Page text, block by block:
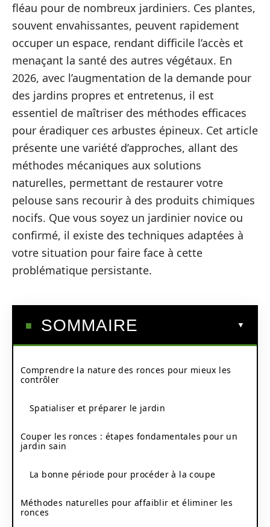
fléau pour de nombreux jardiniers. Ces plantes,
souvent envahissantes, peuvent rapidement
occuper un espace, rendant difficile l’accès et
menaçant la santé des autres végétaux. En
2026, avec l’augmentation de la demande pour
des jardins propres et entretenus, il est
essentiel de maîtriser des méthodes efficaces
pour éradiquer ces arbustes épineux. Cet article
présente une variété d’approches, allant des
méthodes mécaniques aux solutions
naturelles, permettant de restaurer votre
pelouse sans recourir à des produits chimiques
nocifs. Que vous soyez un jardinier novice ou
confirmé, il existe des techniques adaptées à
votre situation pour faire face à cette
problématique persistante.
SOMMAIRE
Comprendre la nature des ronces pour mieux les
contrôler
Spatialiser et préparer le jardin
Couper les ronces : étapes fondamentales pour un
jardin sain
La bonne période pour procéder à la coupe
Méthodes naturelles pour affaiblir et éliminer les
ronces